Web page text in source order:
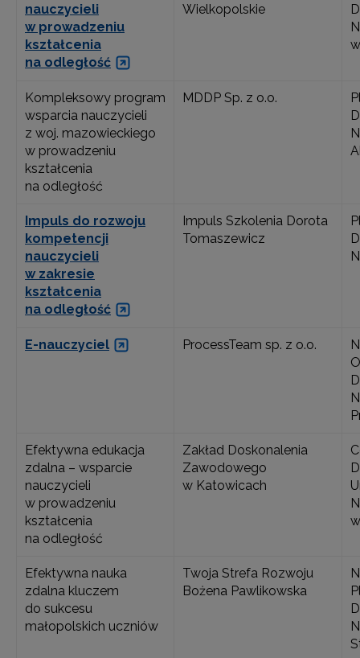
nauczycieli
w prowadzeniu
kształcenia
na odległość
Wielkopolskie
Kompleksowy program
wsparcia nauczycieli
z woj. mazowieckiego
w prowadzeniu
kształcenia
na odległość
MDDP Sp. z o.o.
Impuls do rozwoju
kompetencji
nauczycieli
w zakresie
kształcenia
na odległość
Impuls Szkolenia Dorota
Tomaszewicz
E-nauczyciel ProcessTeam sp. z o.o.
Efektywna edukacja
zdalna – wsparcie
nauczycieli
w prowadzeniu
kształcenia
na odległość
Zakład Doskonalenia
Zawodowego
w Katowicach
Efektywna nauka
zdalna kluczem
do sukcesu
małopolskich uczniów
Twoja Strefa Rozwoju
Bożena Pawlikowska